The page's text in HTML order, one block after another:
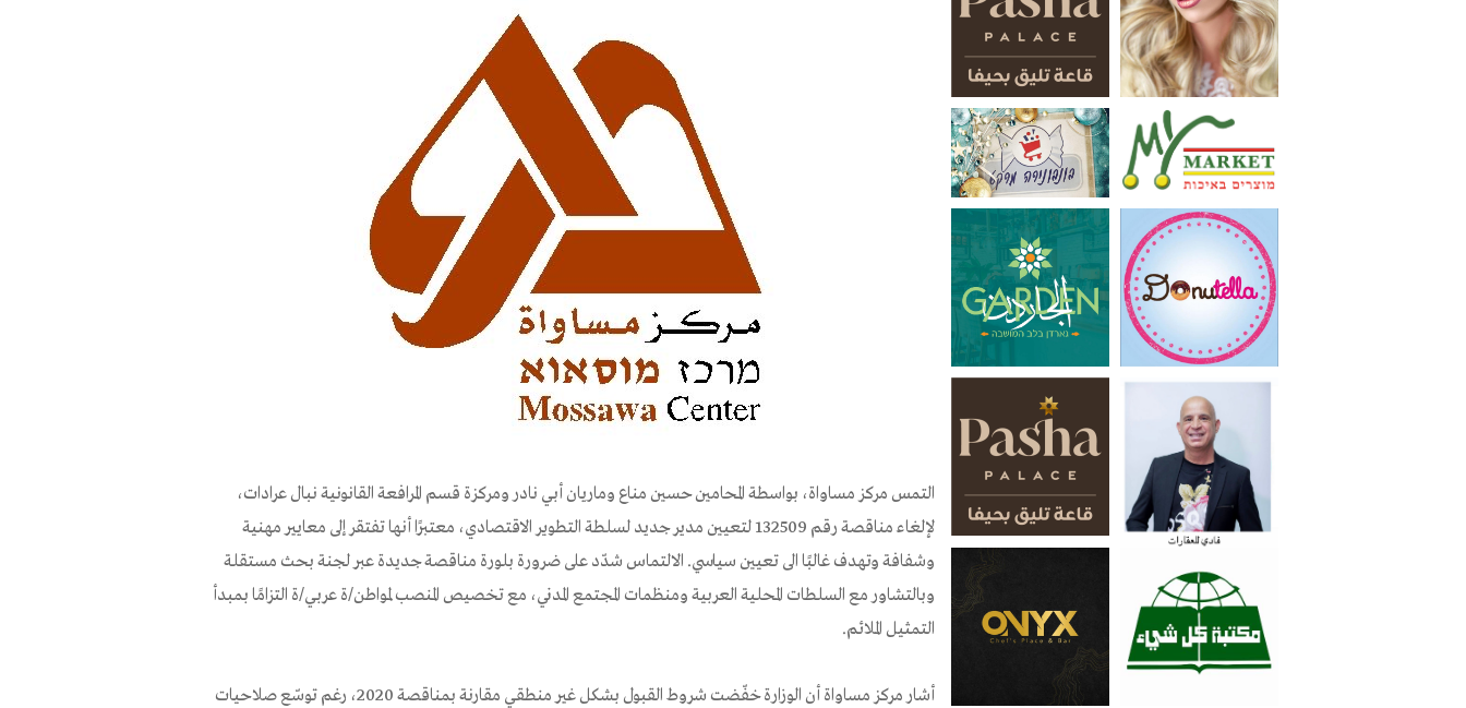
التمس مركز مساواة، بواسطة المحامين حسين مناع وماريان أبي نادر ومركزة قسم المرافعة القانونية نبال عرادات،
لإلغاء مناقصة رقم 132509 لتعيين مدير جديد لسلطة التطوير الاقتصادي، معتبرًا أنها تفتقر إلى معايير مهنية
وشفافة وتهدف غالبًا الى تعيين سياسي. الالتماس شدّد على ضرورة بلورة مناقصة جديدة عبر لجنة بحث مستقلة
وبالتشاور مع السلطات المحلية العربية ومنظمات المجتمع المدني، مع تخصيص المنصب لمواطن/ة عربي/ة التزامًا بمبدأ
التمثيل الملائم.
أشار مركز مساواة أن الوزارة خفّضت شروط القبول بشكل غير منطقي مقارنة بمناقصة 2020، رغم توسّع صلاحيات